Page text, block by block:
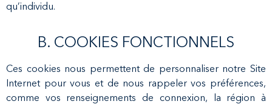
qu’individu.
B. COOKIES FONCTIONNELS
Ces cookies nous permettent de personnaliser notre Site
Internet pour vous et de nous rappeler vos préférences,
comme vos renseignements de connexion, la région à